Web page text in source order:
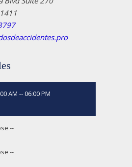
AM -- 06:00 PM
--
--